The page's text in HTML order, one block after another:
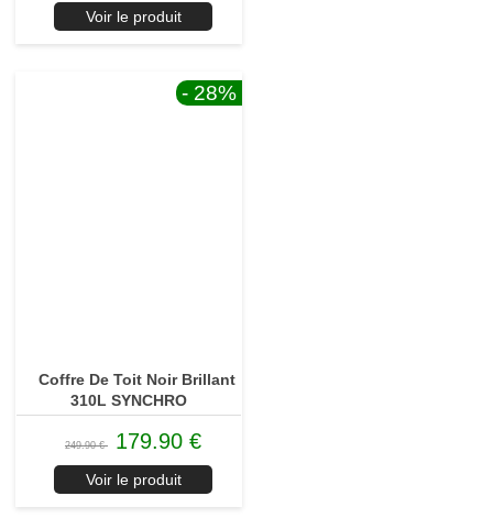
Voir le produit
- 28%
Coffre De Toit Noir Brillant
310L SYNCHRO
249.90 € 179.90 €
Voir le produit